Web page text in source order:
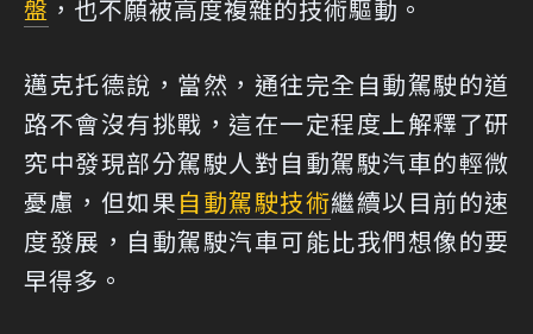
盤 ，也不願被高度複雜的技術驅動。
邁克托德說，當然，通往完全自動駕駛的道
路不會沒有挑戰，這在一定程度上解釋了研
究中發現部分駕駛人對自動駕駛汽車的輕微
憂慮，但如果自動駕駛技術繼續以目前的速
度發展，自動駕駛汽車可能比我們想像的要
早得多。